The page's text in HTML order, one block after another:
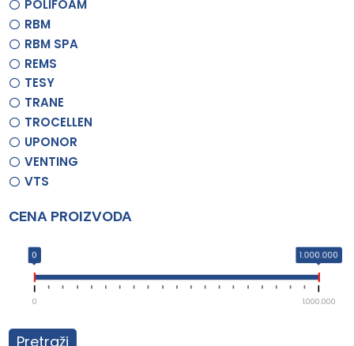
POLIFOAM
RBM
RBM SPA
REMS
TESY
TRANE
TROCELLEN
UPONOR
VENTING
VTS
CENA PROIZVODA
0 1.000.000
0 1.000.000
Pretraži